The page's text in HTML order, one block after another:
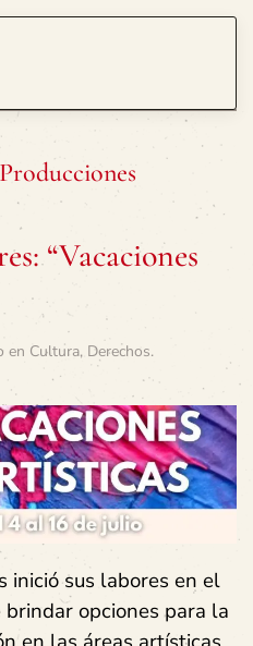
“Vacaciones
en Cultura, Derechos.
inició sus labores en el
opciones para la